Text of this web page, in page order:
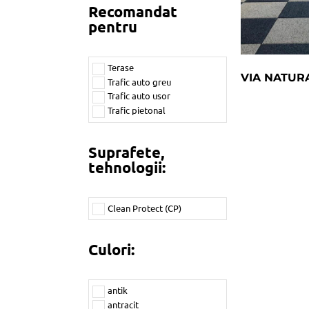
Bordura Trotuar
Cișmea Modulo
Gardeno
Grando
Kubo
Modulo
Modulo Antico
Old Stone
Palisad Bloc Antic
Riano Trio
Rigola Dreno
Sempre Fino
Sempre Mistro
Skala
Recomandat
pentru
Terase
Trafic auto greu
Trafic auto usor
Trafic pietonal
Suprafete,
tehnologii:
Clean Protect (CP)
Culori:
antik
antracit
VIA